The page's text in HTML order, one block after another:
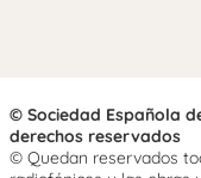
© Sociedad Española
derechos reservados
© Quedan reservados